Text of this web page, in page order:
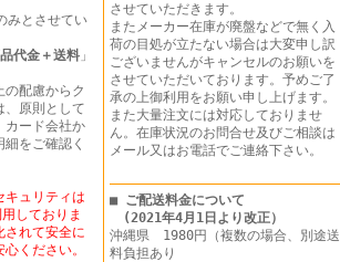
みとさせてい
代金＋送料 」
の配慮からク
、原則として
カード会社か
をご確認く
ュリティは
しておりま
されて安全に
ください。
させていただきます。
またメーカー在庫が廃盤などで無く入
荷の目処が立たない場合は大変申し訳
ございませんがキャンセルのお願いを
させていただいております。予めご了
承の上御利用をお願い申し上げます。
また大量注文には対応しておりませ
ん。在庫状況のお問合せ及びご相談は
メール又はお電話でご連絡下さい。
■ ご配送料金について
(2021年4月1日より改正）
沖縄県 1980円（複数の場合、別途送
料負担あり